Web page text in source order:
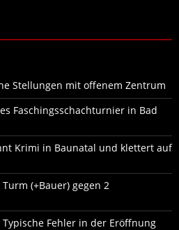
Stellungen mit offenem Zentrum
Faschingsschachturnier in Bad
Krimi in Baunatal und klettert auf
(+Bauer) gegen 2
Fehler in der Eröffnung